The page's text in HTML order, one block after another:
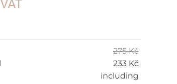
275Kč
233 Kč
including